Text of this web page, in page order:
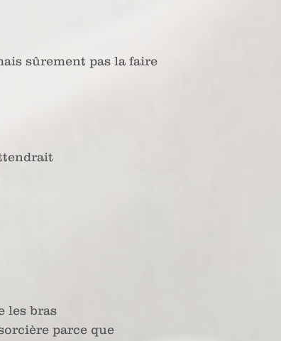
sûrement pas la faire
les bras
parce que